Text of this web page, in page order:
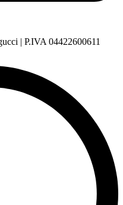
| P.IVA 04422600611